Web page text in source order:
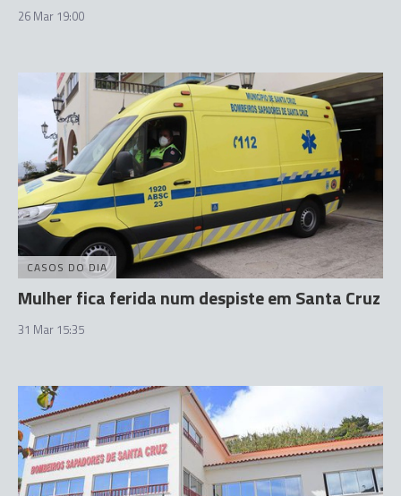
26 Mar 19:00
CASOS DO DIA
Mulher fica ferida num despiste em Santa Cruz
31 Mar 15:35